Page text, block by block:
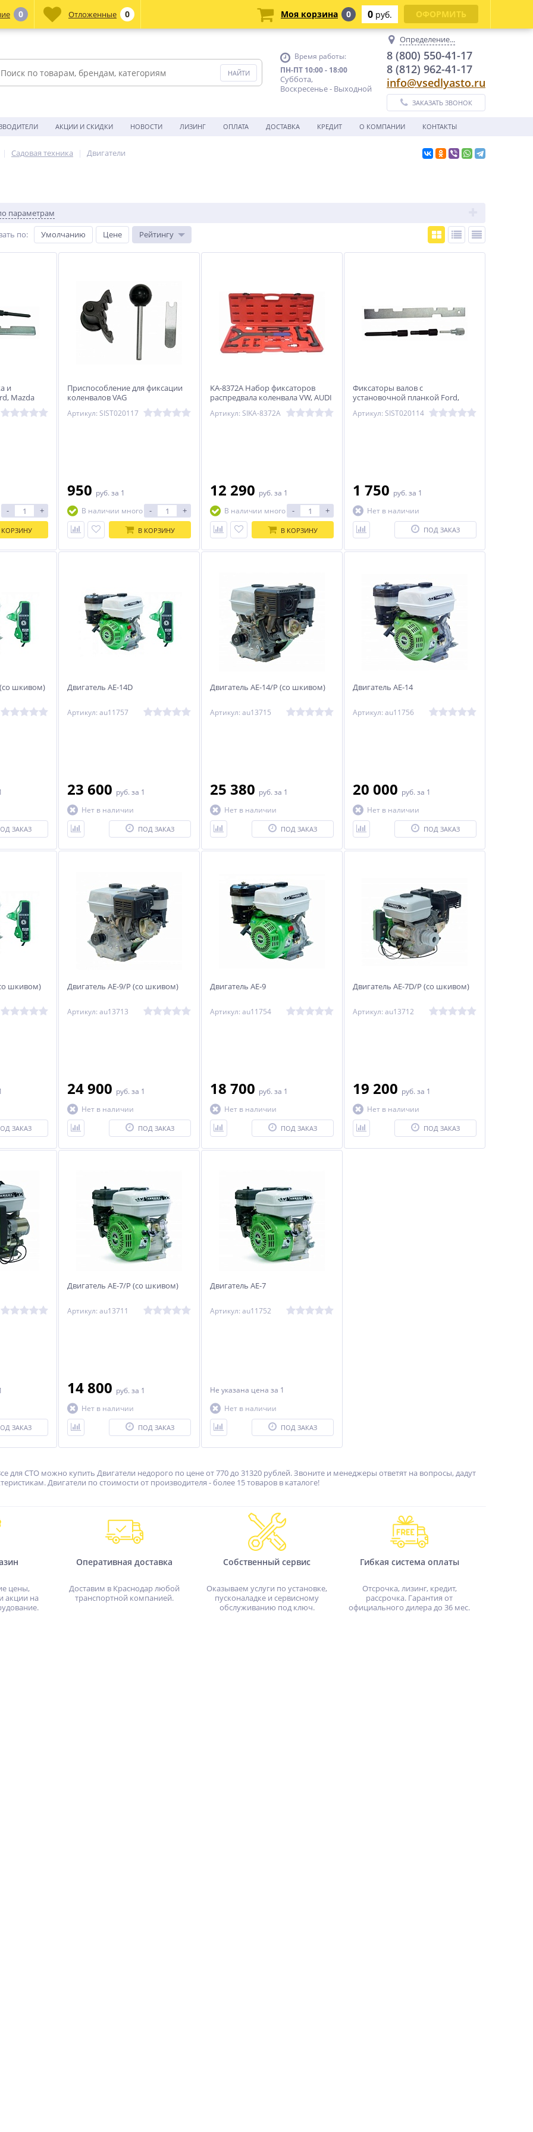
Время работы:
ПН-ПТ 10:00 - 18:00
Суббота,
Воскресенье - Выходной
Определение...
8 (800) 550-41-17
8 (812) 962-41-17
info@vsedlyasto.ru
ЗАКАЗАТЬ ЗВОНОК
АКЦИИ И СКИДКИ НОВОСТИ ЛИЗИНГ ОПЛАТА ДОСТАВКА КРЕДИТ О КОМПАНИИ КОНТАКТЫ
ХИТ
-5%
Анкерная напольная
автомобилей,
коммерческого
грузовых автомобилей NS-
16MA
536 750
565 000 руб.
-20%
ножной, 30 тонн
46 360
57 950 руб.
Садовая техника Двигатели
параметрам
по: Умолчанию Цене Рейтингу
и
Mazda
- +
КОРЗИНУ
Приспособление для фиксации
коленвалов VAG
Артикул: SIST020117
950 руб. за 1
В наличии много
- +
В КОРЗИНУ
KA-8372A Набор фиксаторов
распредвала коленвала VW, AUDI
Артикул: SIKA-8372A
12 290 руб. за 1
В наличии много
- +
В КОРЗИНУ
Фиксаторы валов с
установочной планкой Ford,
Артикул: SIST020114
1 750 руб. за 1
Нет в наличии
ПОД ЗАКАЗ
шкивом)
ЗАКАЗ
Двигатель АЕ-14D
Артикул: au11757
23 600 руб. за 1
Нет в наличии
ПОД ЗАКАЗ
Двигатель АЕ-14/Р (со шкивом)
Артикул: au13715
25 380 руб. за 1
Нет в наличии
ПОД ЗАКАЗ
Двигатель АЕ-14
Артикул: au11756
20 000 руб. за 1
Нет в наличии
ПОД ЗАКАЗ
шкивом)
ЗАКАЗ
Двигатель АЕ-9/Р (со шкивом)
Артикул: au13713
24 900 руб. за 1
Нет в наличии
ПОД ЗАКАЗ
Двигатель АЕ-9
Артикул: au11754
18 700 руб. за 1
Нет в наличии
ПОД ЗАКАЗ
Двигатель АЕ-7D/Р (со шкивом)
Артикул: au13712
19 200 руб. за 1
Нет в наличии
ПОД ЗАКАЗ
ЗАКАЗ
Двигатель АЕ-7/Р (со шкивом)
Артикул: au13711
14 800 руб. за 1
Нет в наличии
ПОД ЗАКАЗ
Двигатель АЕ-7
Артикул: au11752
Не указана цена за 1
Нет в наличии
ПОД ЗАКАЗ
для СТО можно купить Двигатели недорого по цене от 770 до 31320 рублей. Звоните и менеджеры ответят на вопросы, дадут
Двигатели по стоимости от производителя - более 15 товаров в каталоге!
цены,
акции на
Оперативная доставка
Доставим в Краснодар любой
транспортной компанией.
Собственный сервис
Оказываем услуги по установке,
пусконаладке и сервисному
обслуживанию под ключ.
Гибкая система оплаты
Отсрочка, лизинг, кредит,
рассрочка. Гарантия от
официального дилера до 36 мес.
0 Отложенные 0 Моя корзина 0 0 руб. ОФОРМИТЬ